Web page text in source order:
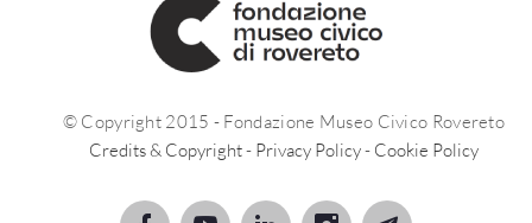
© Copyright 2015 - Fondazione Museo Civico Rovereto
Credits & Copyright- Privacy Policy- Cookie Policy